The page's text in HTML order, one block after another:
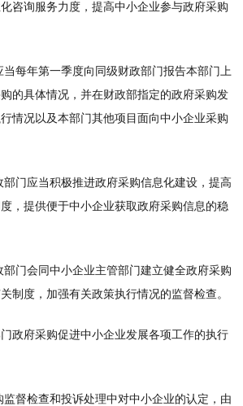
咨询服务力度，提高中小企业参与政府采购
年第一季度向同级财政部门报告本部门上
的具体情况，并在财政部指定的政府采购发
情况以及本部门其他项目面向中小企业采购
应当积极推进政府采购信息化建设，提高
，提供便于中小企业获取政府采购信息的稳
会同中小企业主管部门建立健全政府采购
制度，加强有关政策执行情况的监督检查。
府采购促进中小企业发展各项工作的执行
检查和投诉处理中对中小企业的认定，由